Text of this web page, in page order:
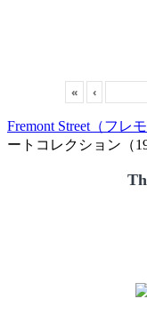
« ‹
Fremont Street（フレ
ートコレクション（